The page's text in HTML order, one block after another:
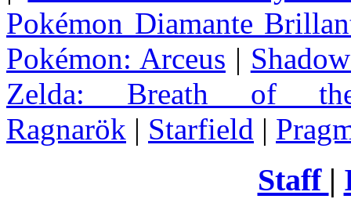
Pokémon Diamante
Pokémon: Arceus |
Zelda: Breath of
Ragnarök | Starfield |
Staff |